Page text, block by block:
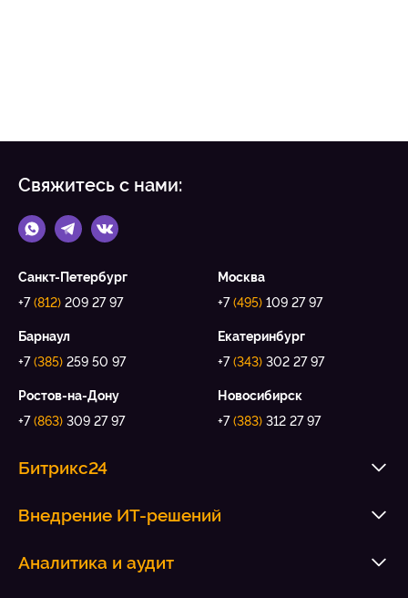
Свяжитесь с нами:
Санкт-Петербург
+7(812) 209 27 97
Москва
+7(495) 109 27 97
Барнаул
+7(385) 259 50 97
Екатеринбург
+7(343) 302 27 97
Ростов-на-Дону
+7(863) 309 27 97
Новосибирск
+7(383) 312 27 97
Битрикс24
Внедрение ИТ-решений
Аналитика и аудит